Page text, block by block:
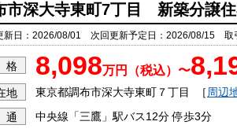
市深大寺東町7丁目 新築分譲
新日：2026/08/01 次回更新予定日：2026/08/15 取
格 8,098万円（税込）〜
地 東京都調布市深大寺東町７丁目 ［ 周辺
中央線「三鷹」駅バス12分 停歩3分